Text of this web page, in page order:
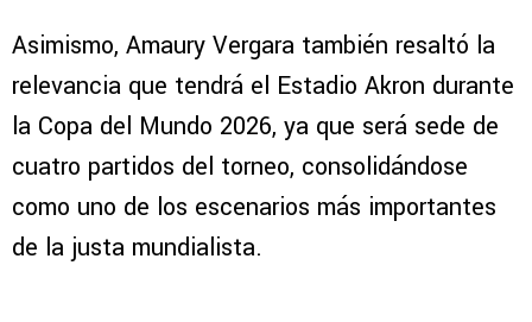
Asimismo, Amaury Vergara también resaltó la
relevancia que tendrá el Estadio Akron durante
la Copa del Mundo 2026, ya que será sede de
cuatro partidos del torneo, consolidándose
como uno de los escenarios más importantes
de la justa mundialista.